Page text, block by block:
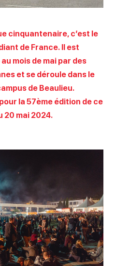
cinquantenaire, c’est le
de France. Il est
mois de mai par des
et se déroule dans le
de Beaulieu.
la 57ème édition de ce
20 mai 2024.